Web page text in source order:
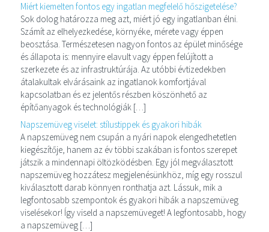
Miért kiemelten fontos egy ingatlan megfelelő hőszigetelése?
Sok dolog határozza meg azt, miért jó egy ingatlanban élni.
Számít az elhelyezkedése, környéke, mérete vagy éppen
beosztása. Természetesen nagyon fontos az épület minősége
és állapota is: mennyire elavult vagy éppen felújított a
szerkezete és az infrastruktúrája. Az utóbbi évtizedekben
átalakultak elvárásaink az ingatlanok komfortjával
kapcsolatban és ez jelentős részben köszönhető az
építőanyagok és technológiák […]
Napszemüveg viselet: stílustippek és gyakori hibák
A napszemüveg nem csupán a nyári napok elengedhetetlen
kiegészítője, hanem az év többi szakában is fontos szerepet
játszik a mindennapi öltözködésben. Egy jól megválasztott
napszemüveg hozzátesz megjelenésünkhöz, míg egy rosszul
kiválasztott darab könnyen ronthatja azt. Lássuk, mik a
legfontosabb szempontok és gyakori hibák a napszemüveg
viselésekor! Így viseld a napszemüveget! A legfontosabb, hogy
a napszemüveg […]